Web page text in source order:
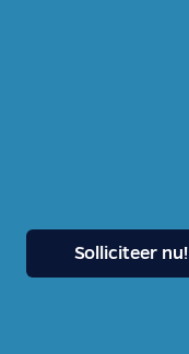
Solliciteer nu!